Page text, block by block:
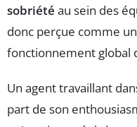
sobriété au sein des
donc perçue comme
fonctionnement global
Un agent travaillant
part de son